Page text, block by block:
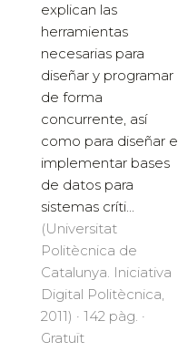
explican las
herramientas
necesarias para
diseñar y programar
de forma
concurrente, así
como para diseñar e
implementar bases
de datos para
sistemas críti...
(Universitat
Politècnica de
Catalunya. Iniciativa
Digital Politècnica,
2011) · 142 pàg. ·
Gratuït